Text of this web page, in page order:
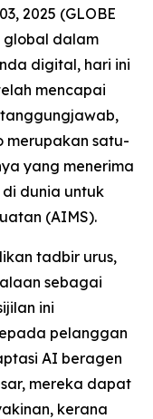
2025 (GLOBE
global dalam
digital, hari ini
mencapai
merupakan satu-
yang menerima
dunia untuk
(AIMS).
tadbir urus,
sebagai
ini
pelanggan
AI beragen
mereka dapat
kerana